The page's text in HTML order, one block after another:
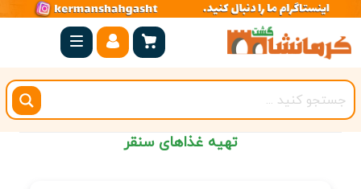
صفحه
اصلی
کرمانشاه
تهیه غذاهای سنقر